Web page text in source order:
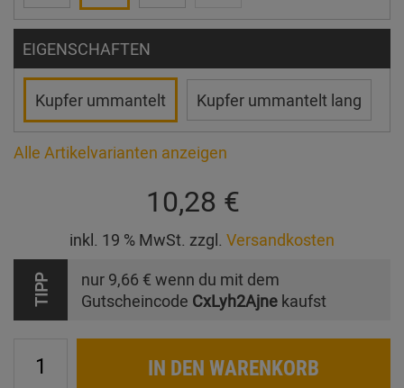
EIGENSCHAFTEN
Kupfer ummantelt Kupfer ummantelt lang
Alle Artikelvarianten anzeigen
10,28 €
inkl. 19 % MwSt. zzgl. Versandkosten
TIPP nur 9,66 € wenn du mit dem
Gutscheincode CxLyh2Ajne kaufst
IN DEN WARENKORB